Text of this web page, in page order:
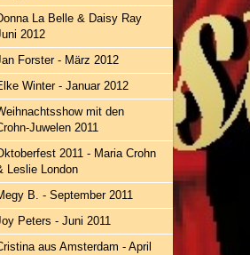
La Belle & Daisy Ray
2012
Forster - März 2012
Winter - Januar 2012
mit den
Juwelen 2011
2011 - Maria Crohn
Leslie London
B. - September 2011
Peters - Juni 2011
aus Amsterdam - April